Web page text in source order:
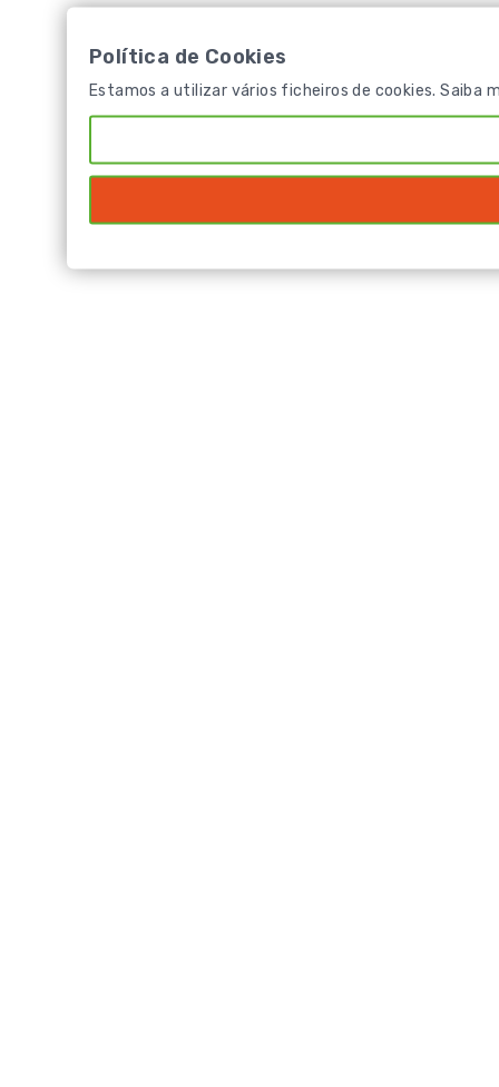
Política de Cookies
Estamos a utilizar vários ficheiros de cookies. Saiba